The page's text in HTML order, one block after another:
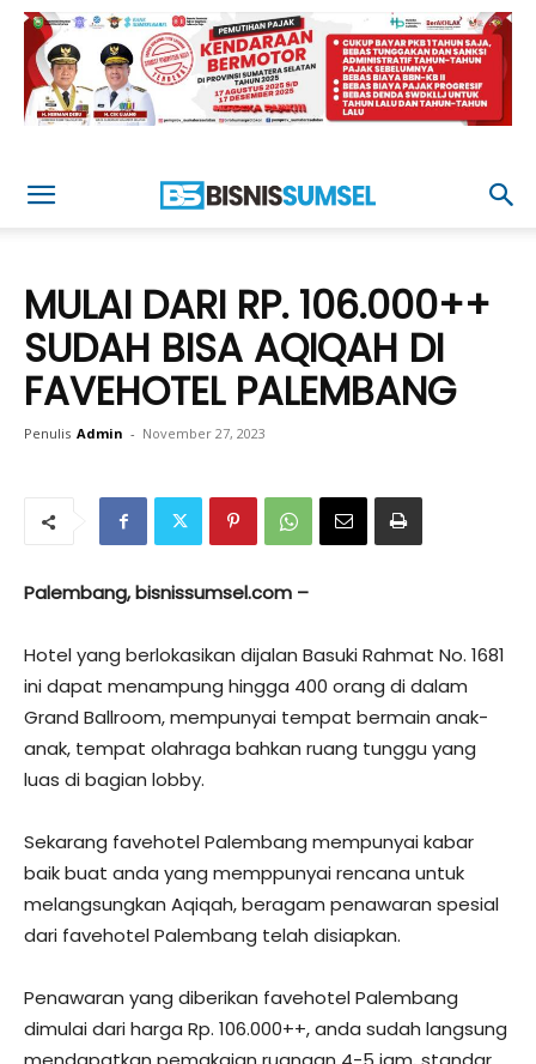
MULAI DARI RP. 106.000++
SUDAH BISA AQIQAH DI
FAVEHOTEL PALEMBANG
Penulis Admin - November 27, 2023
Palembang, bisnissumsel.com –
Hotel yang berlokasikan dijalan Basuki Rahmat No. 1681
ini dapat menampung hingga 400 orang di dalam
Grand Ballroom, mempunyai tempat bermain anak-
anak, tempat olahraga bahkan ruang tunggu yang
luas di bagian lobby.
Sekarang favehotel Palembang mempunyai kabar
baik buat anda yang memppunyai rencana untuk
melangsungkan Aqiqah, beragam penawaran spesial
dari favehotel Palembang telah disiapkan.
Penawaran yang diberikan favehotel Palembang
dimulai dari harga Rp. 106.000++, anda sudah langsung